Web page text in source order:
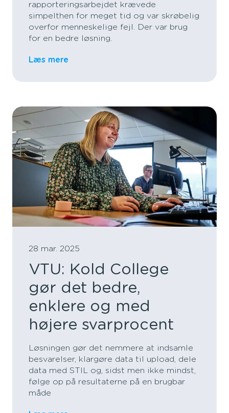
rapporteringsarbejdet krævede
simpelthen for meget tid og var skrøbelig
overfor menneskelige fejl. Der var brug
for en bedre løsning.
Læs mere
28 mar. 2025
VTU: Kold College
gør det bedre,
enklere og med
højere svarprocent
Løsningen gør det nemmere at indsamle
besvarelser, klargøre data til upload, dele
data med STIL og, sidst men ikke mindst,
følge op på resultaterne på en brugbar
måde